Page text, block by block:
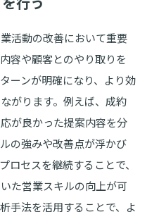
活動の改善において重要
容や顧客とのやり取りを
ーンが明確になり、より効
がります。例えば、成約
が良かった提案内容を分
の強みや改善点が浮かび
ロセスを継続することで、
た営業スキルの向上が可
手法を活用することで、よ